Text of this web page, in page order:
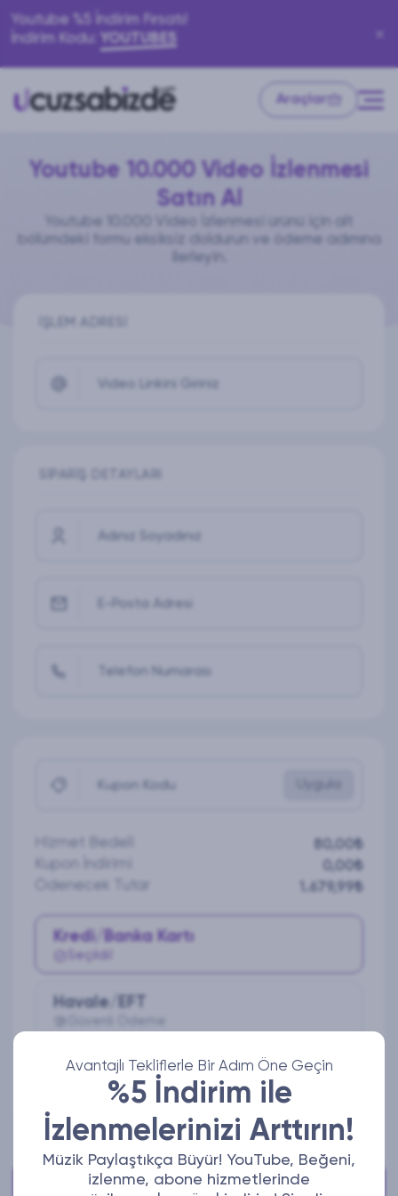
Avantajlı Tekliflerle Bir Adım Öne Geçin
%5 İndirim ile
İzlenmelerinizi Arttırın!
Müzik Paylaştıkça Büyür! YouTube, Beğeni,
izlenme, abone hizmetlerinde
Youtube %5 İndirim Fırsatı!
İndirim Kodu: YOUTUBE5
Araçlar
Youtube 10.000 Video İzlenmesi
Satın Al
Youtube 10.000 Video İzlenmesi ürünü için alt
bölümdeki formu eksiksiz doldurun ve ödeme adımına
İŞLEM ADRESI
Video Linkini Giriniz
Adınız Soyadınız
E-Posta Adresi
Telefon Numarası
Kupon Kodu
80,00₺
0,00₺
1.679,99₺
Kredi/Banka Kartı
Seçildi!
Havale/EFT
Ödeme Yap
Bize Ulaşabilirsiniz!